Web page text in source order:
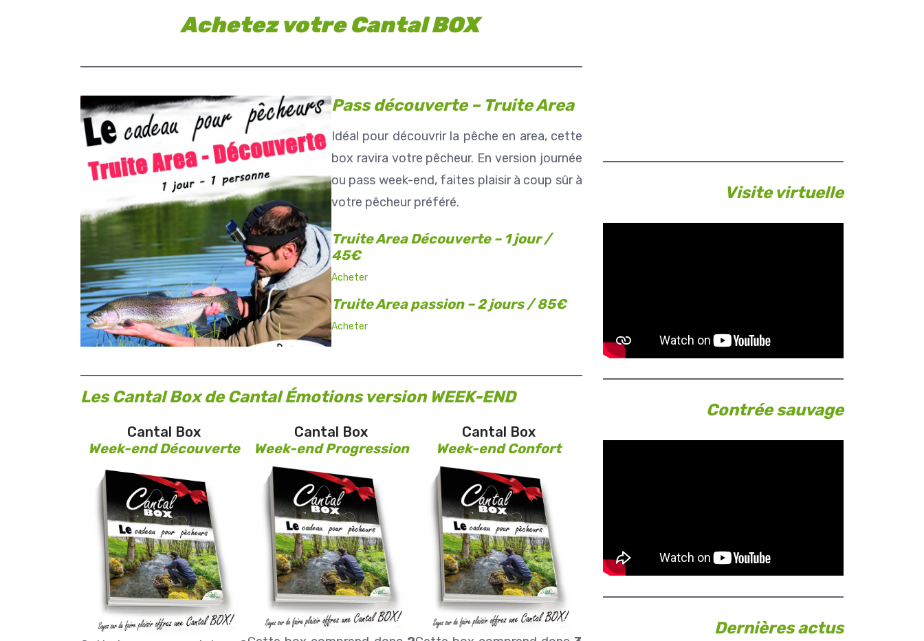
Achetez votre Cantal BOX
Pass découverte – Truite Area
Idéal pour découvrir la pêche en area, cette
box ravira votre pêcheur. En version journée
ou pass week-end, faites plaisir à coup sûr à
votre pêcheur préféré.
Truite Area Découverte – 1 jour /
45€
Acheter
Truite Area passion – 2 jours / 85€
Acheter
Les Cantal Box de Cantal Émotions version WEEK-END
Cantal Box
Week-end Découverte
Cantal Box
Week-end Progression
Cantal Box
Week-end Confort
Visite virtuelle
Contrée sauvage
Dernières actus